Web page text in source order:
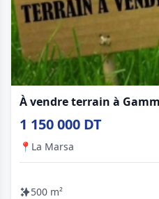
À vendre terrain à
1 150 000 DT
📍 La Marsa
500 m²